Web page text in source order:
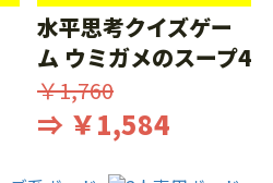
水平思考クイズゲー
ム ウミガメのスープ4
￥1,760
⇒ ￥1,584